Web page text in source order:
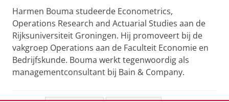
Harmen Bouma studeerde Econometrics,
Operations Research and Actuarial Studies aan de
Rijksuniversiteit Groningen. Hij promoveert bij de
vakgroep Operations aan de Faculteit Economie en
Bedrijfskunde. Bouma werkt tegenwoordig als
managementconsultant bij Bain & Company.